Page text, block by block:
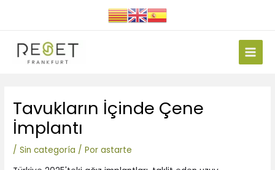
Main
Tavukların İçinde Çene
İmplantı
/Sin categoría / Porastarte
de
entradas